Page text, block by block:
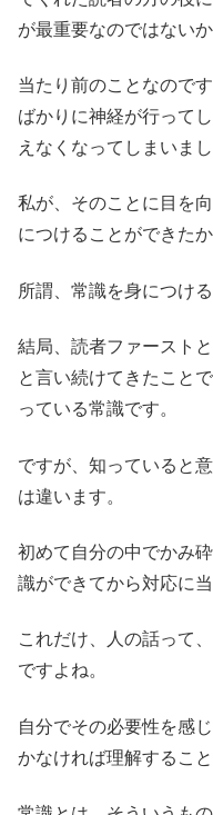
が最重要なのではない
当たり前のことなので
ばかりに神経が行って
えなくなってしまいまし
私が、そのことに目を
につけることができた
所謂、常識を身につけ
結局、読者ファースト
と言い続けてきたこと
っている常識です。
ですが、知っていると
は違います。
初めて自分の中でかみ
識ができてから対応に
これだけ、人の話って
ですよね。
自分でその必要性を感
かなければ理解するこ